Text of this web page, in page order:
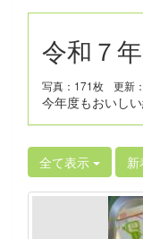
令和７
写真：171枚 更新
今年度もおいし
全て表示